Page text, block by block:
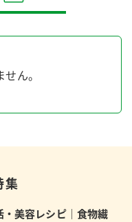
調味酢
鍋用調味料
ん。
集
・美容レシピ｜食物繊